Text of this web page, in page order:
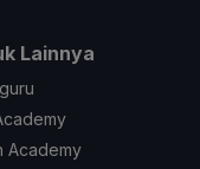
Lainnya
Academy